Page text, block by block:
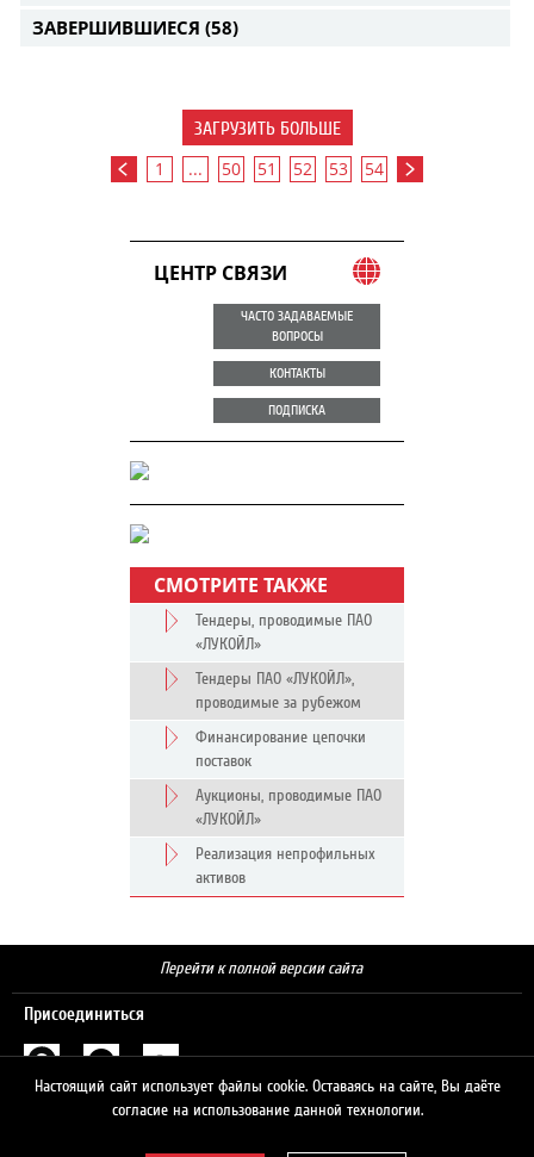
ЗАВЕРШИВШИЕСЯ (58)
ЗАГРУЗИТЬ БОЛЬШЕ
1 ... 50 51 52 53 54
ЦЕНТР СВЯЗИ
ЧАСТО ЗАДАВАЕМЫЕ
ВОПРОСЫ
КОНТАКТЫ
ПОДПИСКА
СМОТРИТЕ ТАКЖЕ
Тендеры, проводимые ПАО
«ЛУКОЙЛ»
Тендеры ПАО «ЛУКОЙЛ»,
проводимые за рубежом
Финансирование цепочки
поставок
Аукционы, проводимые ПАО
«ЛУКОЙЛ»
Реализация непрофильных
активов
Перейти к полной версии сайта
Присоединиться
Настоящий сайт использует файлы cookie. Оставаясь на сайте, Вы даёте
согласие на использование данной технологии.